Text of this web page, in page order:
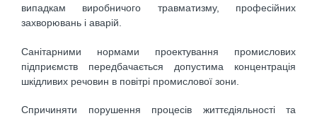
випадкам виробничого травматизму, професійних
захворювань і аварій.
Санітарними нормами проектування промислових
підприємств передбачається допустима концентрація
шкідливих речовин в повітрі промислової зони.
Спричиняти порушення процесів життєдіяльності та